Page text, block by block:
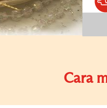
Cara